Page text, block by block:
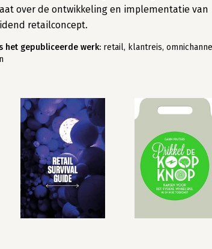
over de ontwikkeling en implementatie van
retailconcept.
het gepubliceerde werk: retail, klantreis,